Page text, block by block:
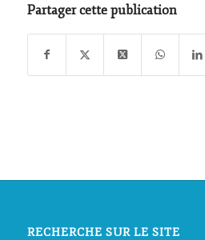
Partager cette publication
RECHERCHE SUR LE SITE